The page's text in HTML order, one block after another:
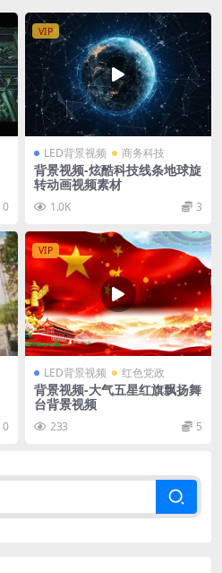
0
VIP
LED背景视频 商务科技
背景视频-炫酷科技线条地球旋
转动画视频素材
1.0K 3
0
VIP
LED背景视频 红色党政
背景视频-大气五星红旗飘扬舞
台背景视频
233 5